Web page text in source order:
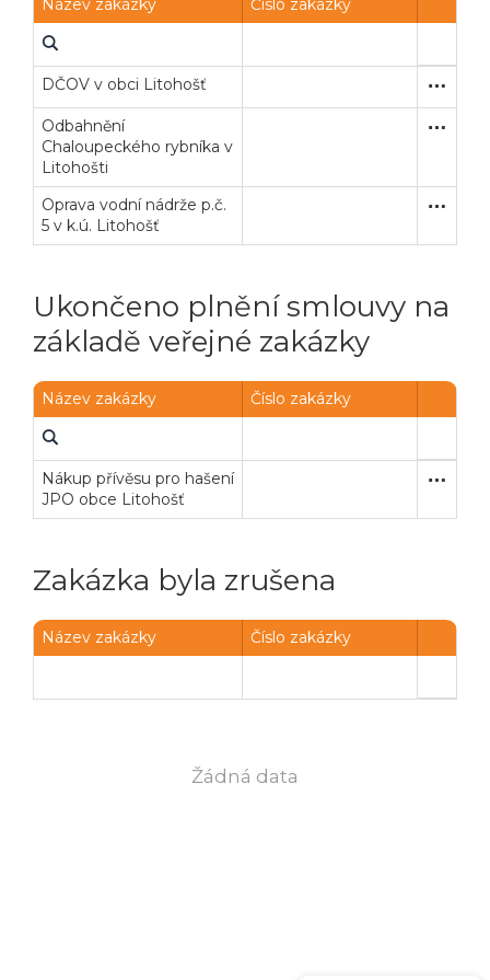
Název zakázky Číslo zakázky
DČOV v obci Litohošť
Odbahnění
Chaloupeckého rybníka v
Litohošti
Oprava vodní nádrže p.č.
5 v k.ú. Litohošť
Ukončeno plnění smlouvy na
základě veřejné zakázky
Název zakázky Číslo zakázky
Nákup přívěsu pro hašení
JPO obce Litohošť
Zakázka byla zrušena
Název zakázky Číslo zakázky
Žádná data
Veřejné zakázky Zadavatel